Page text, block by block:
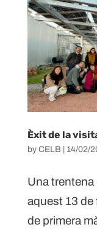
Èxit de la
by CELB 14/02/
Una trentena
aquest 13 de
de primera